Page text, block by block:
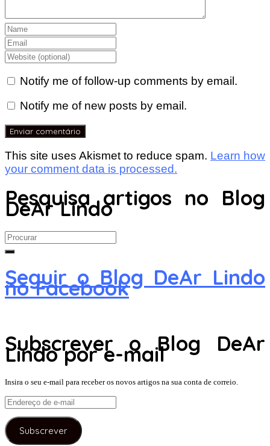
Notify me of follow-up comments by email.
Notify me of new posts by email.
This site uses Akismet to reduce spam. Learn how
your comment data is processed.
Pesquisa artigos no Blog
DeAr Lindo
Search
for:
Seguir o Blog DeAr Lindo
no Facebook
Subscrever o Blog DeAr
Lindo por e-mail
Insira o seu e-mail para receber os novos artigos na sua conta de correio.
Endereço
de
e-
mail
Subscrever